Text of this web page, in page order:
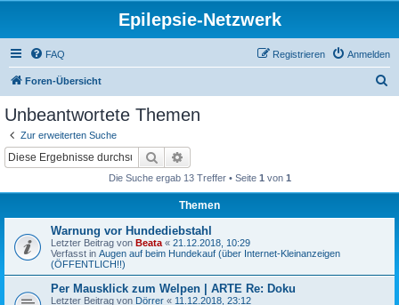
Epilepsie-Netzwerk
FAQ Anmelden
Registrieren
Foren-Übersicht
Unbeantwortete Themen
Zur erweiterten Suche
Suche
Die Suche ergab 13 Treffer • Seite 1 von 1
Themen
Warnung vor Hundediebstahl
Letzter Beitrag von Beata « 21.12.2018, 10:29
Verfasst in Augen auf beim Hundekauf (über Internet-Kleinanzeigen
(ÖFFENTLICH!!)
Per Mausklick zum Welpen | ARTE Re: Doku
Letzter Beitrag von Dörrer « 11.12.2018, 23:12